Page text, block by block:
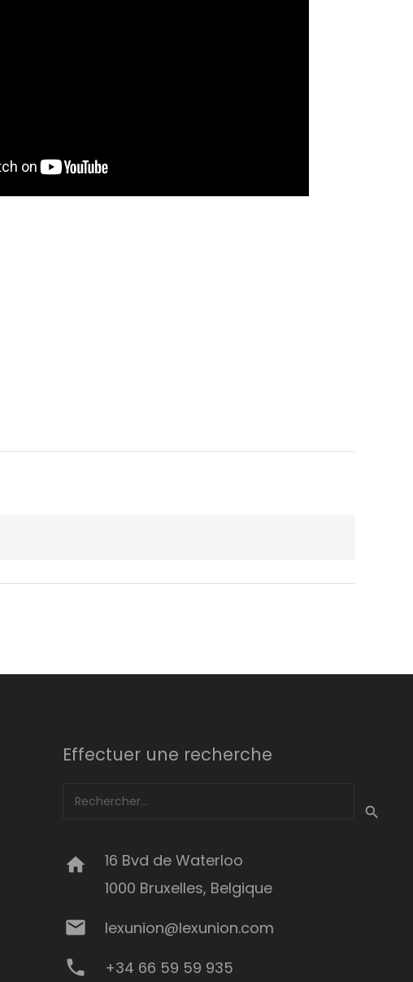
Effectuer une recherche
Rechercher :
home
16 Bvd de Waterloo
1000 Bruxelles, Belgique
mail lexunion@lexunion.com
phone +34 66 59 59 935